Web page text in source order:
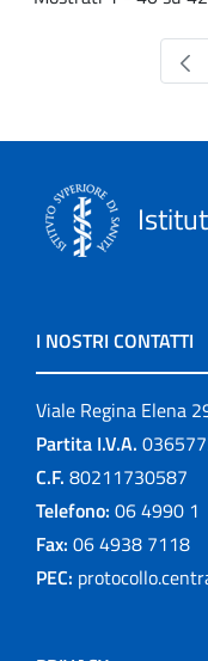
I NOSTRI CONTATTI
Viale Regina Elena
Partita I.V.A.
C.F. 80211730587
Telefono: 06 4990 1
Fax: 06 4938 7118
PEC: